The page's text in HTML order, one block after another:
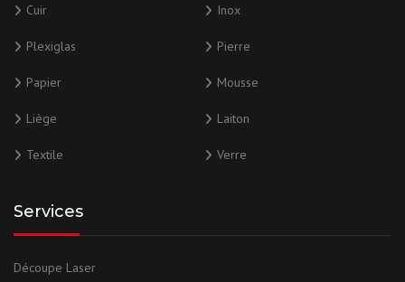
Cuir Inox
Plexiglas Pierre
Papier Mousse
Liège Laiton
Textile Verre
Services
Découpe Laser